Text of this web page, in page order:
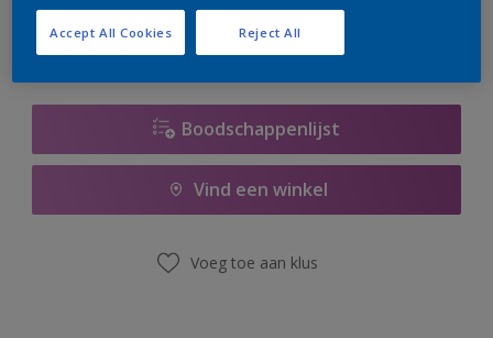
Boodschappenlijst
Vind een winkel
Voeg toe aan klus
Reject All
Accept All Cookies